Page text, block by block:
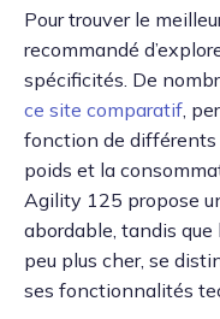
Pour trouver le
recommandé
spécificités. De
ce site comparatif,
fonction de différents
poids et la
Agility 125 propose
abordable, tandis que
peu plus cher, se
ses fonctionnalités